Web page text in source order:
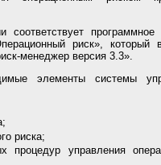
программное
риск», который
менеджер версия 3.3».
элементы системы
риска;
процедур управления